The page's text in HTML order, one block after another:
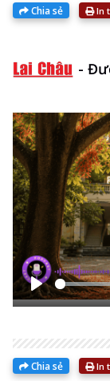
Chia sẻ In
-
Bắt
Chia sẻ In